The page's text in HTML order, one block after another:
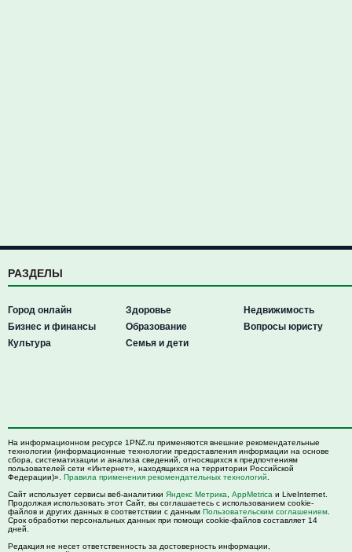
РАЗДЕЛЫ
Город онлайн
Бизнес и финансы
Культура
Здоровье
Образование
Семья и дети
Недвижимость
Вопросы юристу
На информационном ресурсе 1PNZ.ru применяются внешние рекомендательные
технологии (информационные технологии предоставления информации на основе
сбора, систематизации и анализа сведений, относящихся к предпочтениям
пользователей сети «Интернет», находящихся на территории Российской
Федерации)». Правила применения рекомендательных технологий
Сайт использует сервисы веб-аналитики Яндекс Метрика AppMetrica и LiveInternet.
Продолжая использовать этот Сайт, вы соглашаетесь с использованием cookie-
файлов и других данных в соответствии с данным Пользовательским соглашением
Срок обработки персональных данных при помощи cookie-файлов составляет 14
дней.
Редакция не несет ответственность за достоверность информации,